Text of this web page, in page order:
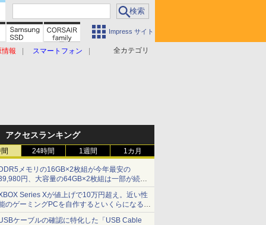
Impress サイト
全カテゴリ
情報 スマートフォン
アクセスランキング
24時間 1週間 1カ月
メモリの16GB×2枚組が今年最安の
円、大容量の64GB×2枚組は一部が続騰
月前半のメモリ価格]
Series Xが値上げで10万円超え。近い性
のゲーミングPCを自作するといくらになる？
石田賀津男の『酒の肴にPCゲーム』】
ケーブルの確認に特化した「USB Cable